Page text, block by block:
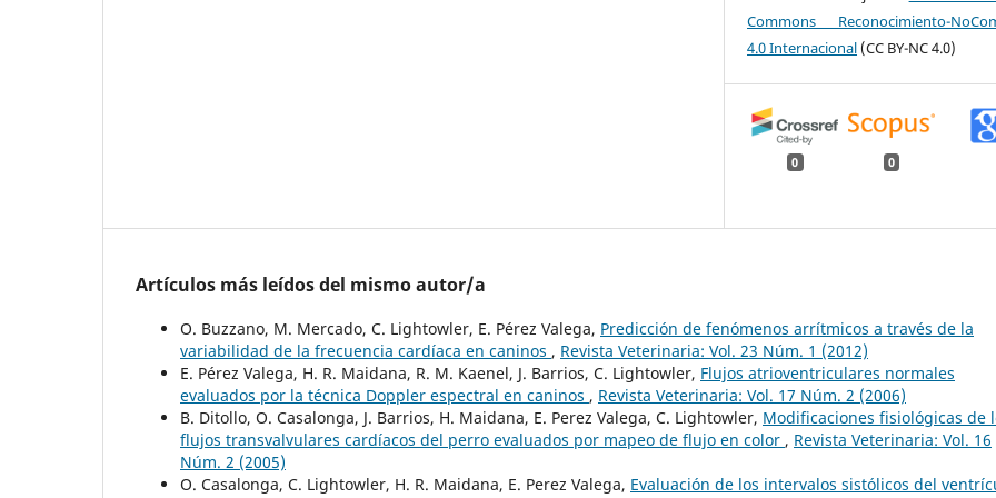
Commons Reconocimiento-
4.0 Internacional (CC BY-NC 4.0)
0 0
Artículos más leídos del mismo autor/a
O. Buzzano, M. Mercado, C. Lightowler, E. Pérez Valega, Predicción de fenómenos arrítmicos a través de la
variabilidad de la frecuencia cardíaca en caninos , Revista Veterinaria: Vol. 23 Núm. 1 (2012)
E. Pérez Valega, H. R. Maidana, R. M. Kaenel, J. Barrios, C. Lightowler, Flujos atrioventriculares normales
evaluados por la técnica Doppler espectral en caninos , Revista Veterinaria: Vol. 17 Núm. 2 (2006)
B. Ditollo, O. Casalonga, J. Barrios, H. Maidana, E. Perez Valega, C. Lightowler, Modificaciones fisiológicas de
flujos transvalvulares cardíacos del perro evaluados por mapeo de flujo en color , Revista Veterinaria: Vol. 16
Núm. 2 (2005)
O. Casalonga, C. Lightowler, H. R. Maidana, E. Perez Valega, Evaluación de los intervalos sistólicos del